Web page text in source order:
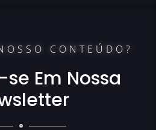
CONTEÚDO?
Em Nossa